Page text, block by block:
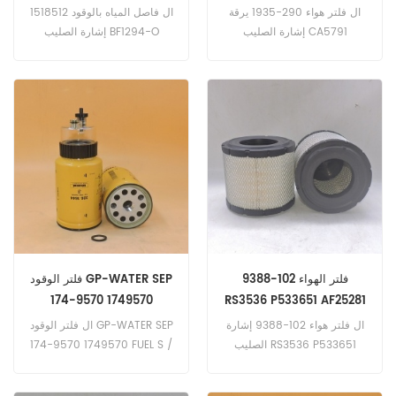
1529639
ال فاصل المياه بالوقود 1518512
إشارة الصليب BF1294-O
2001 / 01 (مرسيدس
OM906LA 150kW 205hp
eng). Evobus Setra Citaro |
O530-628.287 ؛ 628.487-
220kW 300hp E4 ؛ E5 ؛ EEV
eng). سكانيا 124. 144. G230-
2007 / 01 (DC9-16-230 E4
(DC9-17-270 E4 eng).
87356545
ال فلتر هواء 290-1935 يرقة
إشارة الصليب CA5791
(F2CFE614C E4i eng). 1121F
(F2CFE614B E4i eng).
تشالنجر MT775E (Agco ؛
Sisu 98AWF eng). MT775E
(Agco ؛ Sisu 98WF eng).
موجة الصدمة أحادية الذراع من
سبرينت | (Cummins QSB-
6.7 eng).
فلتر الوقود GP-WATER SEP
174-9570 1749570
ال فلتر الوقود GP-WATER SEP
174-9570 1749570 FUEL S /
فلتر الهواء 102-9388
RS3536 P533651 AF25281
A-5581
ال فلتر هواء 102-9388 إشارة
الصليب RS3536 P533651